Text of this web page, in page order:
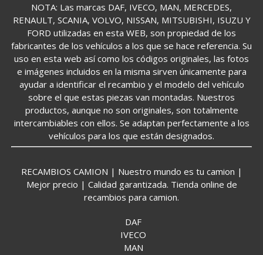
NOTA: Las marcas DAF, IVECO, MAN, MERCEDES,
RENAULT, SCANIA, VOLVO, NISSAN, MITSUBISHI, ISUZU Y
FORD utilizadas en esta WEB, son propiedad de los
fabricantes de los vehículos a los que se hace referencia. Su
uso en esta web así como los códigos originales, las fotos
e imágenes incluidos en la misma sirven únicamente para
ayudar a identificar el recambio y el modelo del vehículo
sobre el que estas piezas van montadas. Nuestros
productos, aunque no son originales, son totalmente
intercambiables con ellos. Se adaptan perfectamente a los
vehículos para los que están designados.
RECAMBIOS CAMION | Nuestro mundo es tu camion |
Mejor precio | Calidad garantizada. Tienda online de
recambios para camion.
DAF
IVECO
MAN